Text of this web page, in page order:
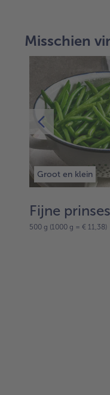
Misschien
Groot en klein
Fijne
500 g (1000 g = € 11,38)